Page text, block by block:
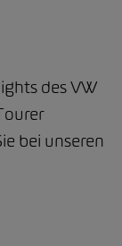
des VW
bei unseren